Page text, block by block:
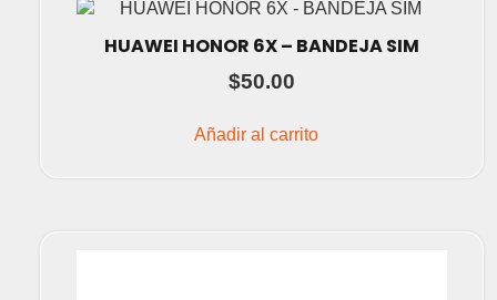
HUAWEI HONOR 6X – BANDEJA SIM
$50.00
Añadir al carrito